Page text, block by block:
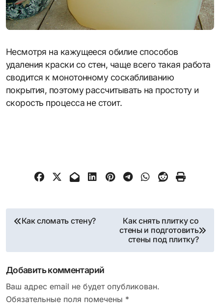
Несмотря на кажущееся обилие способов
удаления краски со стен, чаще всего такая работа
сводится к монотонному соскабливанию
покрытия, поэтому рассчитывать на простоту и
скорость процесса не стоит.
Навигация
записям
Как сломать стену?
Как снять плитку со
стены и подготовить
стены под плитку?
Добавить комментарий
Ваш адрес email не будет опубликован.
Обязательные поля помечены *